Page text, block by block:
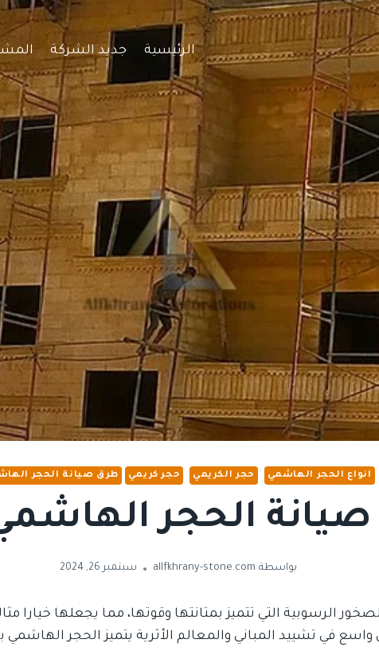
الرئيسية جديد الشركة
انواع الحجر الهاشمي حجر الكريمي حجر كريمي طرق صيانة الحجر
صيانة الحجر
بواسطة allfkhrany-stone.com سبتمبر 26, 2024
الرسوبية التي تتميز بمتانتها وقوتها، مما يجعلها خيارا
في تشييد المباني والمعالم الأثرية يتميز الحجر الهاشمي